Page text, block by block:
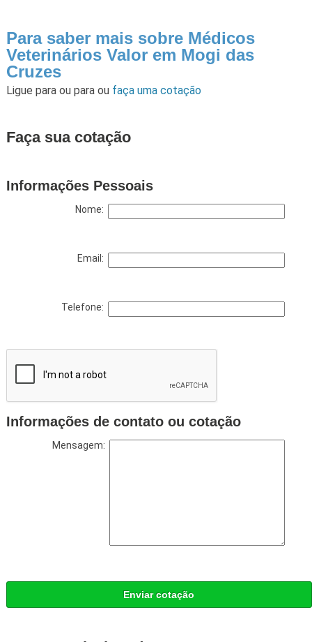
Para saber mais sobre Médicos
Veterinários Valor em Mogi das
Cruzes
Ligue para ou para ou faça uma cotação
Faça sua cotação
Informações Pessoais
Nome:
Email:
Telefone:
Informações de contato ou cotação
Mensagem:
Enviar cotação